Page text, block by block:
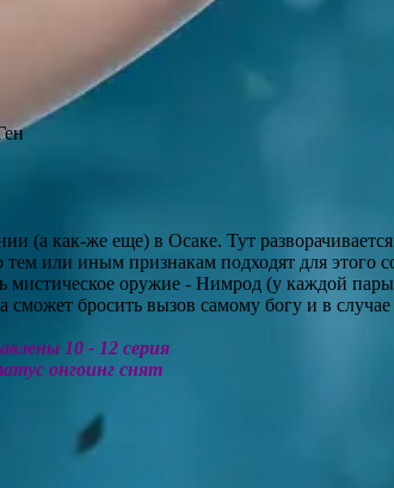
(а как-же еще) в Осаке. Тут
или иным признакам подходят для этого
оружие - Нимрод (у каждой
сможет бросить вызов самому богу и в
10 - 12 серия
онгоинг снят